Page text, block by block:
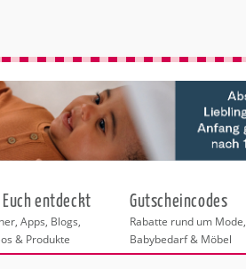
Euch entdeckt
Apps, Blogs,
& Produkte
Gutscheincodes
Rabatte rund um Mode,
Babybedarf & Möbel